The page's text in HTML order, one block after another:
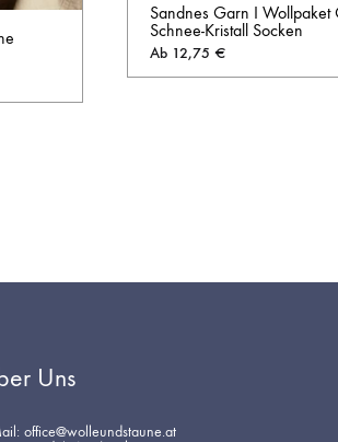
Sandnes Garn I Wollpaket
Schnee-Kristall Socken
Ab 12,75€
Uns
office@wolleundstaune.at